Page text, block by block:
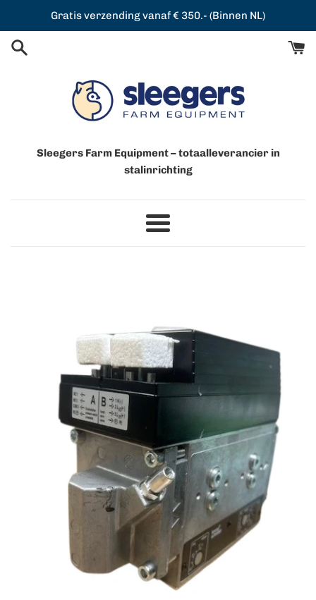
de
content
Gratis verzending vanaf € 350.- (Binnen NL)
Sleegers Farm Equipment – totaalleverancier in
stalinrichting
Menu